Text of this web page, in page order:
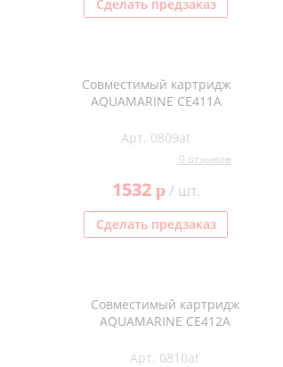
Сделать предзаказ
Совместимый картридж
AQUAMARINE CE411A
Арт. 0809at
0 отзывов
1532 p/ шт.
Сделать предзаказ
Совместимый картридж
AQUAMARINE CE412A
Арт. 0810at